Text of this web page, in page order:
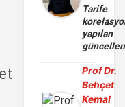
Tarife
yapılan
Prof Dr.
Behçet
Kemal